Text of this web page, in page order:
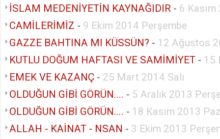
İSLAM MEDENİYETİN KAYNAĞIDIR - 6
CAMİLERİMİZ - 9 Ekim 2014 Perşembe
GAZZE BAHTINA MI KÜSSÜN? - 12 Ağustos
KUTLU DOĞUM HAFTASI VE SAMİMİYET - 15
EMEK VE KAZANÇ - 25 Mart 2014 Salı
OLDUĞUN GİBİ GÖRÜN.... - 5 Aralık 2013
OLDUĞUN GİBİ GÖRÜN.... - 18 Kasım 2013
ALLAH - KAİNAT - NSAN - 3 Ekim 2013